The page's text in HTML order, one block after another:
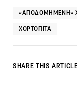
«ΑΠΟΔΟΜΗΜΈΝΗ»
ΧΟΡΤΌΠΙΤΑ
SHARE THIS